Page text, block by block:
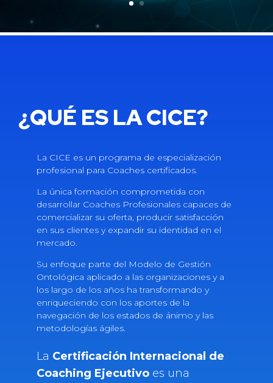
¿QUÉ ES LA CICE?
La CICE es un programa de especialización
profesional para Coaches certificados.
La única formación comprometida con
desarrollar Coaches Profesionales capaces de
comercializar su oferta, producir satisfacción
en sus clientes y expandir su identidad en el
mercado.
Su enfoque parte del Modelo de Gestión
Ontológica aplicado a las organizaciones y a
los largo de los años ha transformando y
enriqueciendo con los aportes de la
navegación de los estados de ánimo y las
metodologías ágiles.
La Certificación Internacional de
Coaching Ejecutivo es una